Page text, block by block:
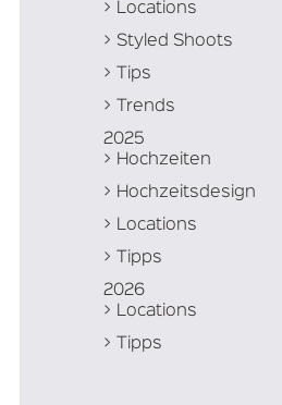
Locations
Styled Shoots
Tips
Trends
2025
Hochzeiten
Hochzeitsdesign
Locations
Tipps
2026
Locations
Tipps